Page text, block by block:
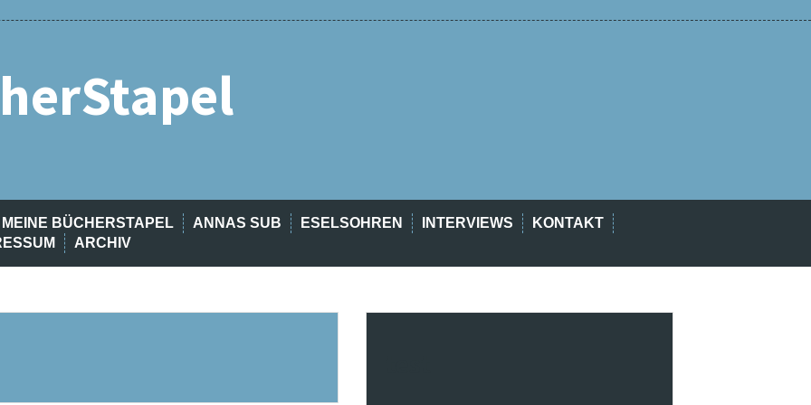
MEINE BÜCHERSTAPEL ANNAS SUB ESELSOHREN INTERVIEWS
KONTAKT
ARCHIV